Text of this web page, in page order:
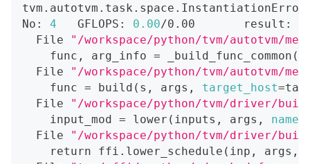
No: 4
   GFLOPS:
0.00/0.00       result:
  File
"/workspace/python/tvm/autotvm/
    func, arg_info
= _build_func_common (
  File
"/workspace/python/tvm/autotvm/
    func
= build ( s, args, target_host=
  File
"/workspace/python/tvm/driver/
    input_mod
= lower ( inputs, args, name
  File
"/workspace/python/tvm/driver/
return ffi.lower_schedule ( inp, args,